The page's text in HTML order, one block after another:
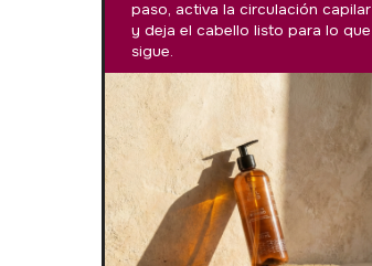
paso, activa la circulación capilar
y deja el cabello listo para lo que
sigue.